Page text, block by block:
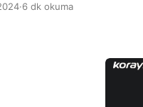
ancak bazen farklı
şalgam suyu, hazırlama
tuzlu suyla bekletilmesiyle
işlemi, içeceğin karakteristik
·6 dk okuma